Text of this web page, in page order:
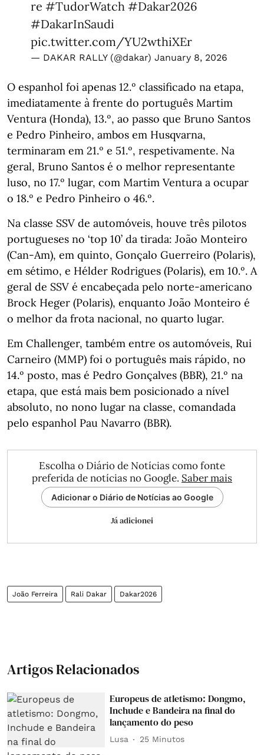
re #TudorWatch #Dakar2026
#DakarInSaudi
pic.twitter.com/YU2wthiXEr
— DAKAR RALLY (@dakar) January 8, 2026
O espanhol foi apenas 12.º classificado na etapa,
imediatamente à frente do português Martim
Ventura (Honda), 13.º, ao passo que Bruno Santos
e Pedro Pinheiro, ambos em Husqvarna,
terminaram em 21.º e 51.º, respetivamente. Na
geral, Bruno Santos é o melhor representante
luso, no 17.º lugar, com Martim Ventura a ocupar
o 18.º e Pedro Pinheiro o 46.º.
Na classe SSV de automóveis, houve três pilotos
portugueses no ‘top 10’ da tirada: João Monteiro
(Can-Am), em quinto, Gonçalo Guerreiro (Polaris),
em sétimo, e Hélder Rodrigues (Polaris), em 10.º. A
geral de SSV é encabeçada pelo norte-americano
Brock Heger (Polaris), enquanto João Monteiro é
o melhor da frota nacional, no quarto lugar.
Em Challenger, também entre os automóveis, Rui
Carneiro (MMP) foi o português mais rápido, no
14.º posto, mas é Pedro Gonçalves (BBR), 21.º na
etapa, que está mais bem posicionado a nível
absoluto, no nono lugar na classe, comandada
pelo espanhol Pau Navarro (BBR).
Escolha o Diário de Notícias como fonte
preferida de notícias no Google. Saber mais
Adicionar o Diário de Notícias ao Google
Já adicionei
João Ferreira Rali Dakar Dakar2026
Artigos Relacionados
Europeus de atletismo: Dongmo,
Inchude e Bandeira na final do
lançamento do peso
Lusa 25 Minutos